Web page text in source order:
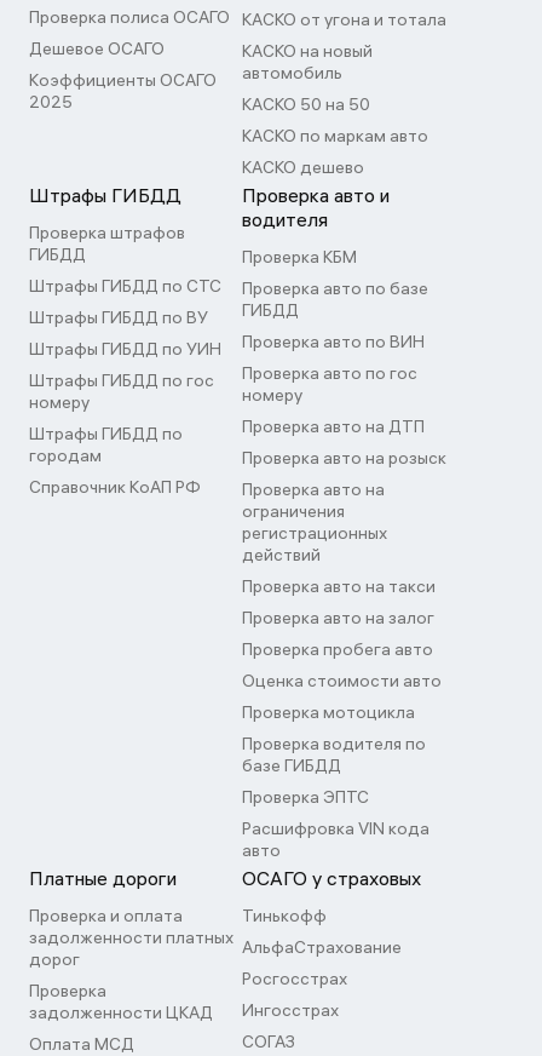
Проверка полиса ОСАГО
Дешевое ОСАГО
Коэффициенты ОСАГО
2025
КАСКО от угона и тотала
КАСКО на новый
автомобиль
КАСКО 50 на 50
КАСКО по маркам авто
КАСКО дешево
Штрафы ГИБДД
Проверка штрафов
ГИБДД
Штрафы ГИБДД по СТС
Штрафы ГИБДД по ВУ
Штрафы ГИБДД по УИН
Штрафы ГИБДД по гос
номеру
Штрафы ГИБДД по
городам
Справочник КоАП РФ
Проверка авто и
водителя
Проверка КБМ
Проверка авто по базе
ГИБДД
Проверка авто по ВИН
Проверка авто по гос
номеру
Проверка авто на ДТП
Проверка авто на розыск
Проверка авто на
ограничения
регистрационных
действий
Проверка авто на такси
Проверка авто на залог
Проверка пробега авто
Оценка стоимости авто
Проверка мотоцикла
Проверка водителя по
базе ГИБДД
Проверка ЭПТС
Расшифровка VIN кода
авто
Платные дороги
Проверка и оплата
задолженности платных
дорог
Проверка
задолженности ЦКАД
Оплата МСД
ОСАГО у страховых
Тинькофф
АльфаСтрахование
Росгосстрах
Ингосстрах
СОГАЗ